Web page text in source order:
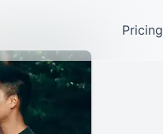
Pricing